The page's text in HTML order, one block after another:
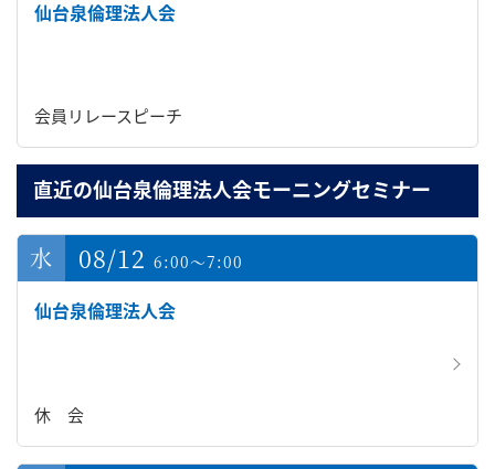
仙台泉倫理法人会
会員リレースピーチ
直近の仙台泉倫理法人会モーニングセミナー
08/12 6:00～7:00
仙台泉倫理法人会
休 会